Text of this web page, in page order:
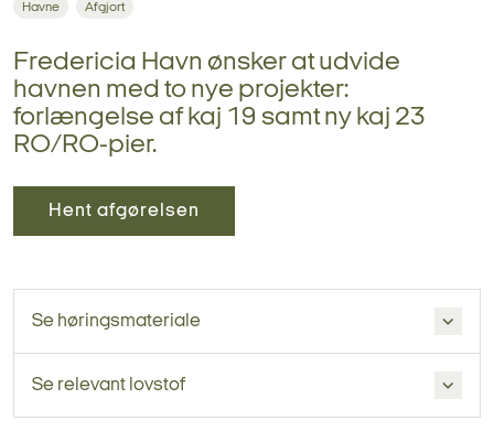
Havne Afgjort
Fredericia Havn ønsker at udvide
havnen med to nye projekter:
forlængelse af kaj 19 samt ny kaj 23
RO/RO-pier.
Hent afgørelsen
Se høringsmateriale
Se relevant lovstof